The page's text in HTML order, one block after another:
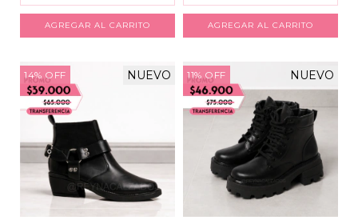
AGREGAR AL CARRITO AGREGAR AL CARRITO
14% OFF NUEVO 11% OFF NUEVO